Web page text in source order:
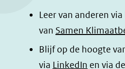
a
c
e
b
i
n
k
e
h
a
t
s
n
a
d
e
Leer van anderen
van Samen
Blijf op de hoogte
via LinkedIn (opent
en via de